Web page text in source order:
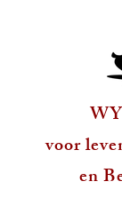
voor
en